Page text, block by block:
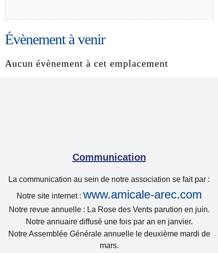
Évènement à venir
Aucun évènement à cet emplacement
Communication
La communication au sein de notre association se fait par :
Notre site internet : www.amicale-arec.com
Notre revue annuelle : La Rose des Vents parution en juin.
Notre annuaire diffusé une fois par an en janvier.
Notre Assemblée Générale annuelle le deuxième mardi de
mars.